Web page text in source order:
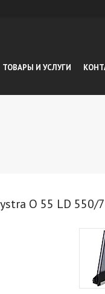
ТОВАРЫ И УСЛУГИ
O 55 LD 550/